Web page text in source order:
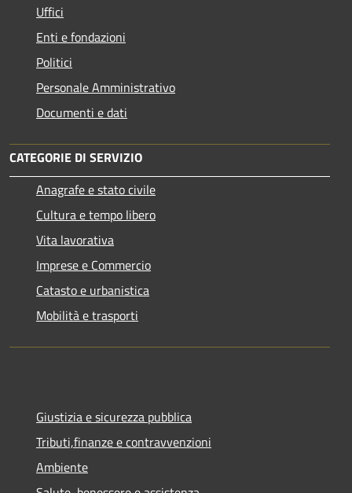
Uffici
Enti e fondazioni
Politici
Personale Amministrativo
Documenti e dati
CATEGORIE DI SERVIZIO
Anagrafe e stato civile
Cultura e tempo libero
Vita lavorativa
Imprese e Commercio
Catasto e urbanistica
Mobilità e trasporti
Giustizia e sicurezza pubblica
Tributi,finanze e contravvenzioni
Ambiente